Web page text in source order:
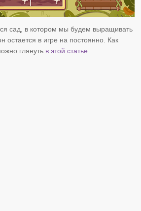
сад, в котором мы будем выращивать
остается в игре на постоянно. Как
глянуть в этой статье.